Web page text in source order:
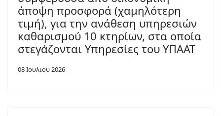
άποψη προσφορά (χαμηλότερη
τιμή), για την ανάθεση υπηρεσιών
καθαρισμού 10 κτηρίων, στα οποία
στεγάζονται Υπηρεσίες του ΥΠΑΑΤ
08 Ιουλιου 2026